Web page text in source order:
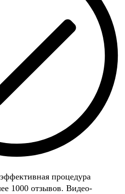
процедура
1000 отзывов. Видео-